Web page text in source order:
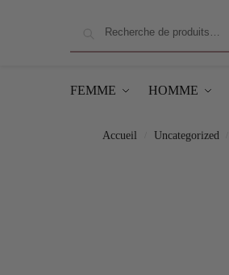
FEMME HOMME
Accueil Uncategorized